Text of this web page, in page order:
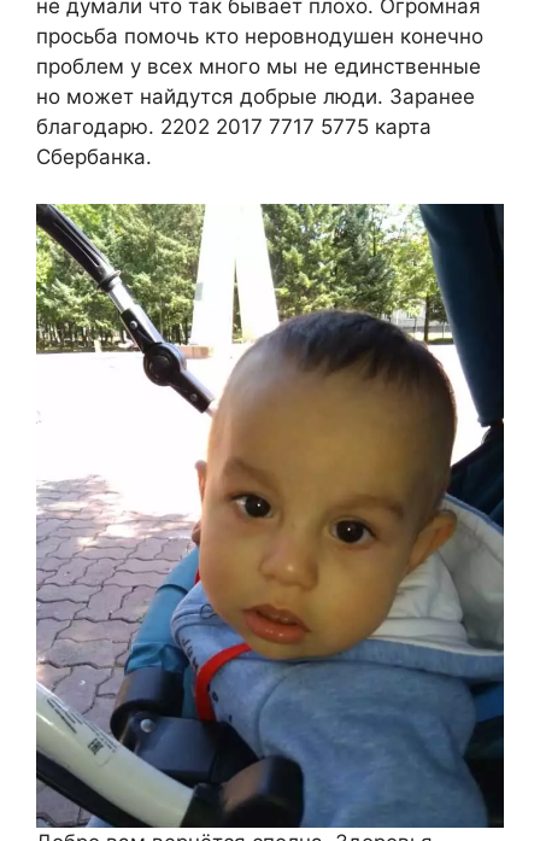
не думали что так бывает плохо. Огромная
просьба помочь кто неровнодушен конечно
проблем у всех много мы не единственные
но может найдутся добрые люди. Заранее
благодарю. 2202 2017 7717 5775 карта
Сбербанка.